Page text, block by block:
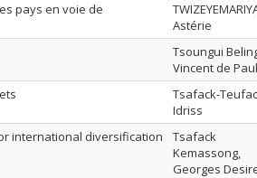
pays en voie de
Astérie
Tsoungui
Vincent de Paul
Tsafack-
Idriss
international diversification
Tsafack
Kemassong,
Georges